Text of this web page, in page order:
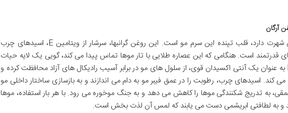
آرگان
روغن آرگان، که به طلای مایع مراکش شهرت دارد، قلب تپنده این سرم مو است. این روغن گرانبها، سرشار از ویتامین E، اسیدهای چرب
اکسیدان های قدرتمند است. هنگامی که این عصاره طلایی با تار موها تماس پیدا می کند، گویی یک لایه حیات
بخش به آن ها می بخشد. ویتامین E به عنوان یک آنتی اکسیدان قوی، از سلول های مو در برابر آسیب رادیکال های آزاد محافظت کرده و
اسیدهای چرب، رطوبت را در عمق فیبر مو به دام می اندازند و به بازسازی ساختار داخلی مو
به تدریج شکنندگی موها را کاهش می دهد و به جنگ موخوره می رود. با هر بار استفاده، موها
به لطافتی ابریشمی دست می یابند که لمس آن لذت بخش است.